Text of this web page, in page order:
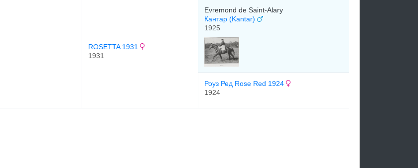
ROSETTA 1931
1931
Evremond de Saint-Alary
Кантар (Kantar)
1925
Роуз Ред Rose Red 1924
1924